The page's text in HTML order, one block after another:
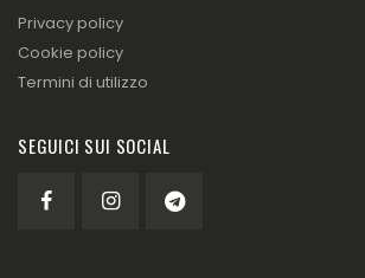
Privacy policy
Cookie policy
Termini di utilizzo
SEGUICI SUI SOCIAL